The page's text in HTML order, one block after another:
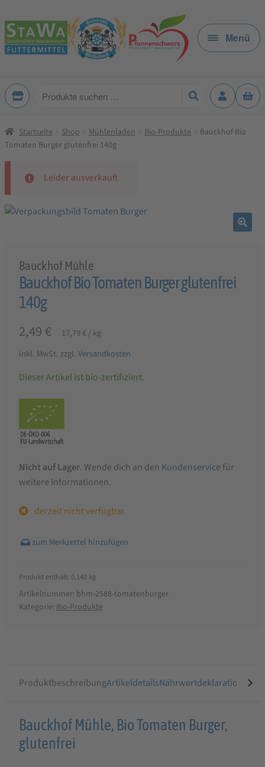
Zur
Navigation
springen
Zum
Inhalt
springen
Menü
Produkte
Startseite Shop Mühlenladen Bio-Produkte
Bauckhof Bio
Tomaten Burger glutenfrei 140g
Leider ausverkauft
Bauckhof Mühle
Bauckhof Bio Tomaten Burger glutenfrei
140g
2,49 € 17,79 €/kg
inkl. MwSt. zzgl. Versandkosten
Dieser Artikel ist bio-zertifiziert.
Nicht auf Lager. Wende dich an den Kundenservice für
weitere Informationen.
derzeit nicht verfügbar
Produkt enthält: 0,140 kg
Artikelnummer: bhm-2588-tomatenburger
Kategorie: Bio-Produkte
ProduktbeschreibungArtikeldetailsNährwertdeklaration
Produktbeschreibung
für
Bauckhof Mühle, Bio Tomaten Burger,
glutenfrei